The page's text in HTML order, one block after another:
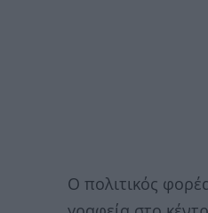
Ο πολιτικός